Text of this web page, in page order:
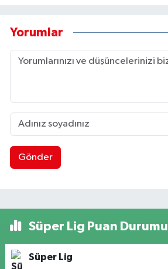
Yorumlar
Gönder
Süper Lig Puan Durumu
Süper Lig